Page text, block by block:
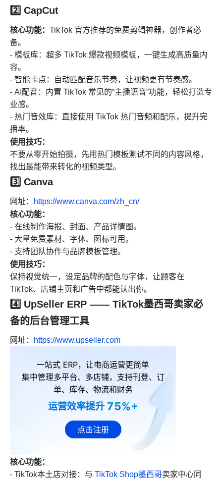
2️⃣ CapCut
核心功能： TikTok 官方推荐的免费剪辑神器，创作者必
备。
- 模板库：超多 TikTok 爆款视频模板，一键生成高质量内
容。
- 智能卡点：自动匹配音乐节奏，让视频更有节奏感。
- AI配音：内置 TikTok 常见的“主播语音”功能，轻松打造专
业感。
- 热门音效库：直接使用 TikTok 热门音频和配乐，提升完
播率。
使用技巧：
不要从零开始拍摄，先用热门模板测试不同的内容风格，
找出最能带来转化的视频类型。
3️⃣ Canva
网址： https://www.canva.com/zh_cn/
核心功能：
- 在线制作海报、封面、产品详情图。
- 大量免费素材、字体、图标可用。
- 支持团队协作与品牌模板管理。
使用技巧：
保持视觉统一，设定品牌的配色与字体，让顾客在
TikTok、店铺主页和广告中都能认出你。
4️⃣ UpSeller ERP —— TikTok墨西哥卖家必
备的后台管理工具
网址： https://www.upseller.com
一站式 ERP，让电商运营更简单
集中管理多平台、多店铺，支持刊登、订
单、库存、物流和财务
运营效率提升 75%+
点击注册
核心功能：
- TikTok本土店对接：与 TikTok Shop墨西哥卖家中心同